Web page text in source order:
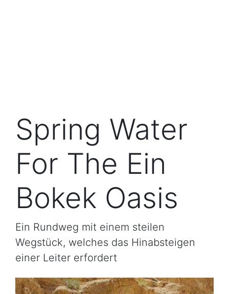
Spring Water
For The Ein
Bokek Oasis
Ein Rundweg mit einem steilen
Wegstück, welches das Hinabsteigen
einer Leiter erfordert